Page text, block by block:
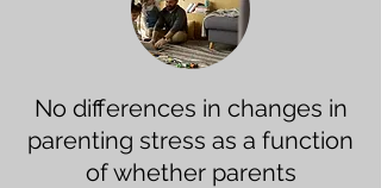
No differences in changes in
parenting stress as a function
of whether parents